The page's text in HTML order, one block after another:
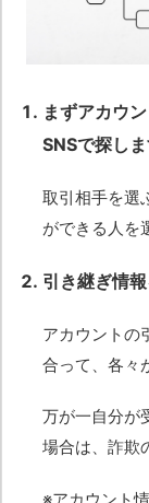
まずアカウ
SNSで探しま
取引相手を選
ができる人を
引き継ぎ情
アカウントの
合って、各々
万が一自分が
場合は、詐欺
※アカウント